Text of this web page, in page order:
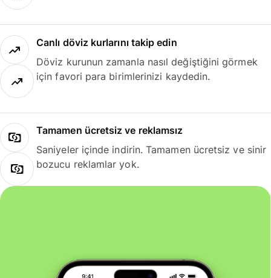
Canlı döviz kurlarını takip edin
Döviz kurunun zamanla nasıl değiştiğini görmek
için favori para birimlerinizi kaydedin.
Tamamen ücretsiz ve reklamsız
Saniyeler içinde indirin. Tamamen ücretsiz ve sinir
bozucu reklamlar yok.